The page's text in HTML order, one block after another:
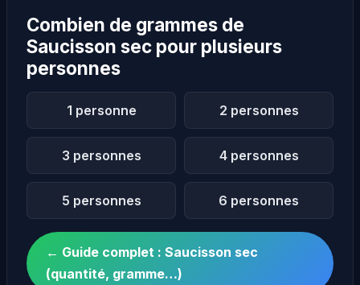
Combien de grammes de
Saucisson sec pour plusieurs
personnes
1 personne 2 personnes
3 personnes 4 personnes
5 personnes 6 personnes
← Guide complet : Saucisson sec
(quantité, gramme…)